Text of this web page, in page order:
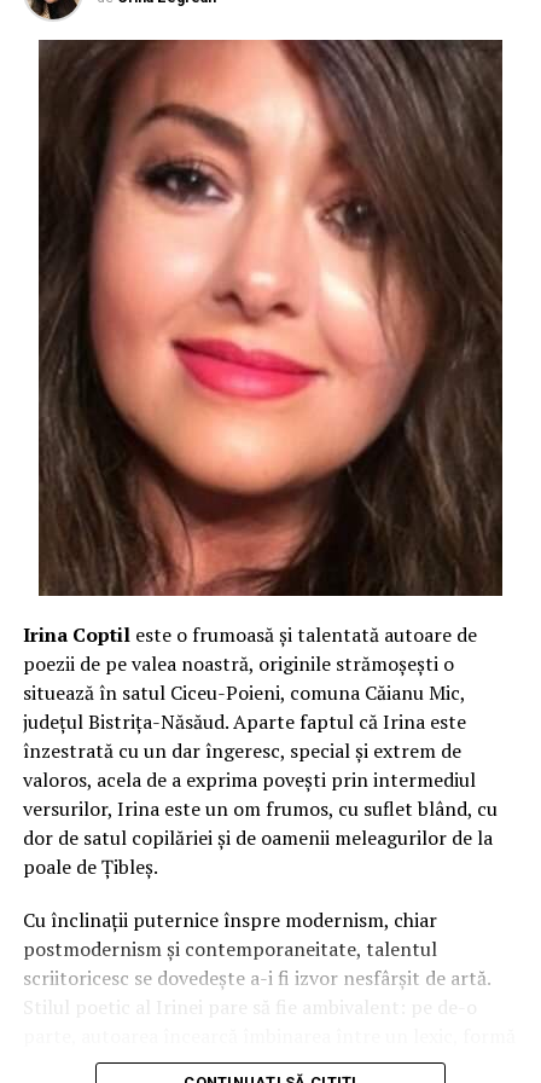
circule cu numere de înmatriculare românești pe
teritoriul italian.
Mergi la sursă pentru mai multe informații:
https://www.alvolante.it/news/auto-targa-estera-
corte-ue-boccial-italia-376300?fbclid=IwAR3TEN6vR_-
Irina Coptil este o frumoasă și talentată autoare de
poezii de pe valea noastră, originile strămoșești o
situează în satul Ciceu-Poieni, comuna Căianu Mic,
județul Bistrița-Năsăud. Aparte faptul că Irina este
înzestrată cu un dar îngeresc, special și extrem de
valoros, acela de a exprima povești prin intermediul
versurilor, Irina este un om frumos, cu suflet blând, cu
dor de satul copilăriei și de oamenii meleagurilor de la
poale de Țibleș.
Cu înclinații puternice înspre modernism, chiar
postmodernism și contemporaneitate, talentul
scriitoricesc se dovedește a-i fi izvor nesfârșit de artă.
Stilul poetic al Irinei pare să fie ambivalent: pe de-o
și mesaje elevate, dar care sunt temperate imediat de